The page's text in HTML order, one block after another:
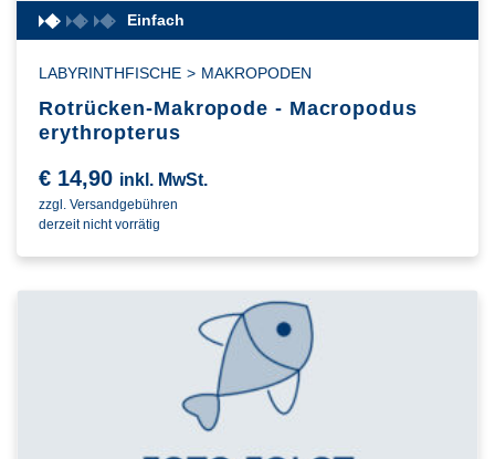
Einfach
LABYRINTHFISCHE > MAKROPODEN
Rotrücken-Makropode - Macropodus
erythropterus
€ 14,90 inkl. MwSt.
zzgl. Versandgebühren
derzeit nicht vorrätig